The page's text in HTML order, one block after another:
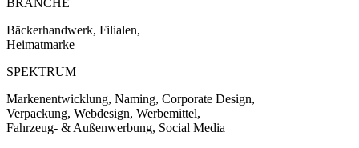
BRANCHE
Bäckerhandwerk, Filialen,
Heimatmarke
SPEKTRUM
Markenentwicklung, Naming, Corporate Design,
Verpackung, Webdesign, Werbemittel,
Fahrzeug- & Außenwerbung, Social Media